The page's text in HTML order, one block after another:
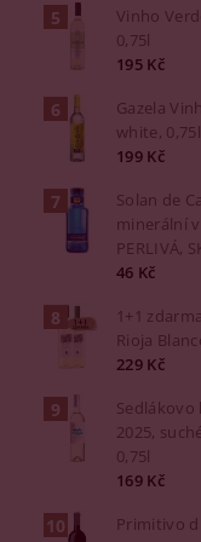
Vinho
0,75l
195 Kč
Gazela
white, 0,75l
199 Kč
Solan de
minerální
PERLIVÁ,
46 Kč
1+1
Rioja
229 Kč
Sedlákovo
2025,
0,75l
169 Kč
Primitivo